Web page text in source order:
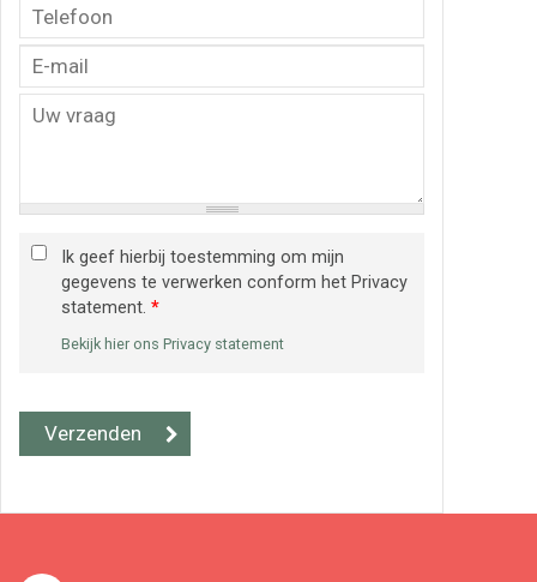
Ik geef hierbij toestemming om mijn
gegevens te verwerken conform het Privacy
statement. *
Bekijk hier ons Privacy statement